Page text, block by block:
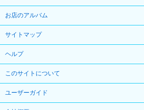
お店のアルバム
サイトマップ
ヘルプ
このサイトについて
ユーザーガイド